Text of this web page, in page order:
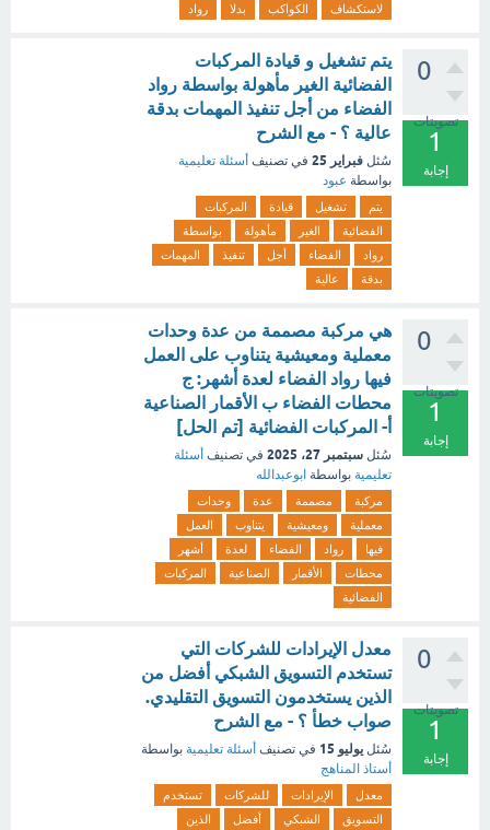
لاستكشاف
الكواكب بدلا رواد
0
تصويتات
1
إجابة
يتم تشغيل و قيادة المركبات
الفضائية الغير مأهولة بواسطة رواد
الفضاء من أجل تنفيذ المهمات بدقة
عالية ؟ - مع الشرح
سُئل فبراير 25 في تصنيف أسئلة تعليمية
بواسطة عبود
يتم تشغيل قيادة
المركبات
الفضائية
الغير مأهولة
بواسطة
رواد
الفضاء أجل تنفيذ
المهمات
بدقة
عالية
0
تصويتات
1
إجابة
هي مركبة مصممة من عدة وحدات
معملية ومعيشية يتناوب على العمل
فيها رواد الفضاء لعدة أشهر: ج
محطات الفضاء ب الأقمار الصناعية
أ- المركبات الفضائية [تم الحل]
سُئل سبتمبر 27، 2025 في تصنيف أسئلة
تعليمية بواسطة ابوعبدالله
مركبة مصممة عدة
وحدات
معملية
ومعيشية يتناوب
العمل
فيها
رواد الفضاء لعدة
أشهر
محطات
الأقمار الصناعية
المركبات
الفضائية
0
تصويتات
1
إجابة
معدل الإيرادات للشركات التي
تستخدم التسويق الشبكي أفضل من
الذين يستخدمون التسويق التقليدي.
صواب خطأ ؟ - مع الشرح
سُئل يوليو 15 في تصنيف أسئلة تعليمية بواسطة
أستاذ المناهج
معدل الإيرادات للشركات
تستخدم
التسويق
الشبكي أفضل الذين